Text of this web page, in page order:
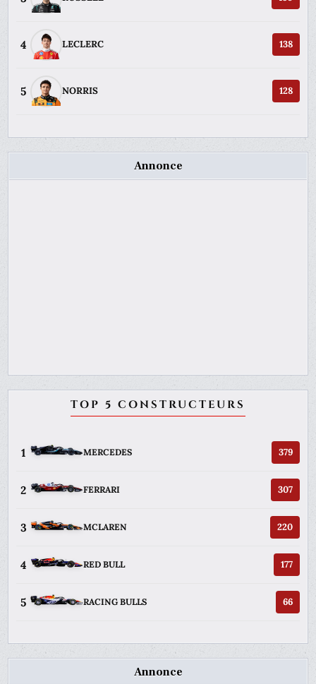
4 LECLERC 138
5 NORRIS 128
Annonce
TOP 5 CONSTRUCTEURS
1 MERCEDES 379
2 FERRARI 307
3 MCLAREN 220
4 RED BULL 177
5 RACING BULLS 66
Annonce